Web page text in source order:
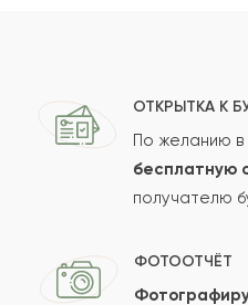
Ваш e-mail
Отзыв
ОТКРЫТКА К
По желанию в
бесплатную
получателю
ФОТООТЧЁТ